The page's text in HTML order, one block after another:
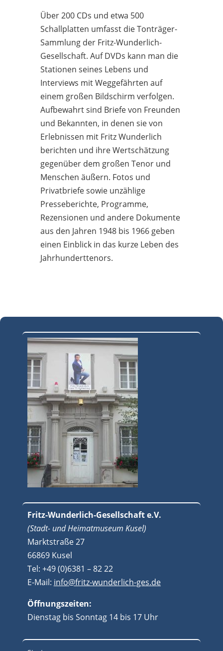
Über 200 CDs und etwa 500
Schallplatten umfasst die Tonträger-
Sammlung der Fritz-Wunderlich-
Gesellschaft. Auf DVDs kann man die
Stationen seines Lebens und
Interviews mit Weggefährten auf
einem großen Bildschirm verfolgen.
Aufbewahrt sind Briefe von Freunden
und Bekannten, in denen sie von
Erlebnissen mit Fritz Wunderlich
berichten und ihre Wertschätzung
gegenüber dem großen Tenor und
Menschen äußern. Fotos und
Privatbriefe sowie unzählige
Presseberichte, Programme,
Rezensionen und andere Dokumente
aus den Jahren 1948 bis 1966 geben
einen Einblick in das kurze Leben des
Jahrhunderttenors.
Fritz-Wunderlich-Gesellschaft e.V.
(Stadt- und Heimatmuseum Kusel)
Marktstraße 27
66869 Kusel
Tel: +49 (0)6381 – 82 22
E-Mail: info@fritz-wunderlich-ges.de
Öffnungszeiten:
Dienstag bis Sonntag 14 bis 17 Uhr